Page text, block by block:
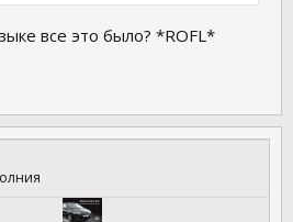
все это было? *ROFL*